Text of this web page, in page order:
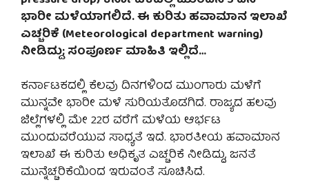
ಭಾರೀ ಮಳೆಯಾಗಲಿದೆ. ಈ ಕುರಿತು ಹವಾಮಾನ ಇಲಾಖೆ
ಎಚ್ಚರಿಕೆ (Meteorological department warning)
ನೀಡಿದ್ದು; ಸಂಪೂರ್ಣ ಮಾಹಿತಿ ಇಲ್ಲಿದೆ…
ಕರ್ನಾಟಕದಲ್ಲಿ ಕೆಲವು ದಿನಗಳಿಂದ ಮುಂಗಾರು ಮಳೆಗೆ
ಮುನ್ನವೇ ಭಾರೀ ಮಳೆ ಸುರಿಯತೊಡಗಿದೆ. ರಾಜ್ಯದ ಹಲವು
ಜಿಲ್ಲೆಗಳಲ್ಲಿ ಮೇ 22ರ ವರೆಗೆ ಮಳೆಯ ಆರ್ಭಟ
ಮುಂದುವರೆಯುವ ಸಾಧ್ಯತೆ ಇದೆ. ಭಾರತೀಯ ಹವಾಮಾನ
ಇಲಾಖೆ ಈ ಕುರಿತು ಅಧಿಕೃತ ಎಚ್ಚರಿಕೆ ನೀಡಿದ್ದು, ಜನತೆ
ಮುನ್ನೆಚ್ಚರಿಕೆಯಿಂದ ಇರುವಂತೆ ಸೂಚಿಸಿದೆ.